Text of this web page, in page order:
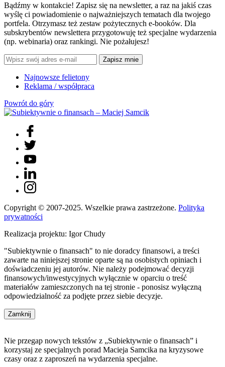
Bądźmy w kontakcie! Zapisz się na newsletter, a raz na jakiś czas
wyślę ci powiadomienie o najważniejszych tematach dla twojego
portfela. Otrzymasz też zestaw pożytecznych e-booków. Dla
subskrybentów newslettera przygotowuję też specjalne wydarzenia
(np. webinaria) oraz rankingi. Nie pożałujesz!
Zapisz mnie
Najnowsze felietony
Reklama / współpraca
Powrót do góry
Copyright © 2007-2025. Wszelkie prawa zastrzeżone. Polityka
prywatności
Realizacja projektu: Igor Chudy
"Subiektywnie o finansach" to nie doradcy finansowi, a treści
zawarte na niniejszej stronie oparte są na osobistych opiniach i
doświadczeniu jej autorów. Nie należy podejmować decyzji
finansowych/inwestycyjnych wyłącznie w oparciu o treść
materiałów zamieszczonych na tej stronie - ponosisz wyłączną
odpowiedzialność za podjęte przez siebie decyzje.
Zamknij
Nie przegap nowych tekstów z „Subiektywnie o finansach” i
korzystaj ze specjalnych porad Macieja Samcika na kryzysowe
czasy oraz z zaproszeń na wydarzenia specjalne.